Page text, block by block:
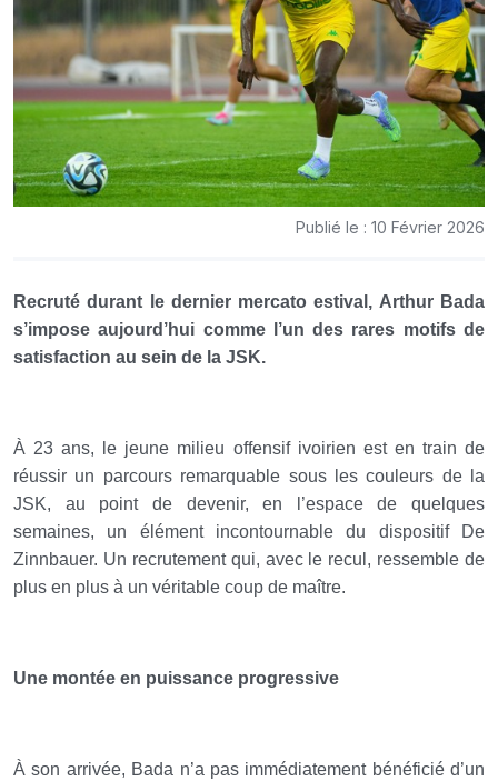
Publié le : 10 Février 2026
Recruté durant le dernier mercato estival, Arthur Bada
s’impose aujourd’hui comme l’un des rares motifs de
satisfaction au sein de la JSK.
À 23 ans, le jeune milieu offensif ivoirien est en train de
réussir un parcours remarquable sous les couleurs de la
JSK, au point de devenir, en l’espace de quelques
semaines, un élément incontournable du dispositif De
Zinnbauer. Un recrutement qui, avec le recul, ressemble de
plus en plus à un véritable coup de maître.
Une montée en puissance progressive
À son arrivée, Bada n’a pas immédiatement bénéficié d’un